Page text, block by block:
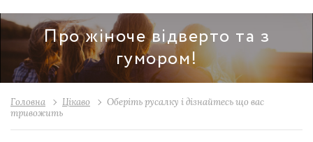
Про жіноче відверто та з
гумором!
Головна Цікаво
Оберіть русалку і дізнайтесь що вас
тривожить